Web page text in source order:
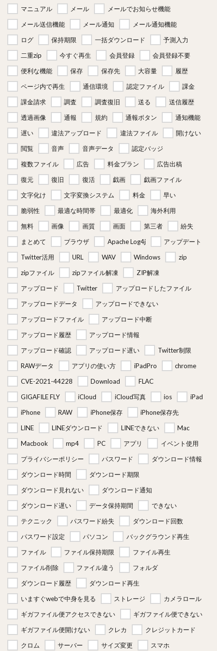
マニュアル
メール
メールでお知らせ機能
メール送信機能
メール通知
メール通知機能
ログ
保持期限 一括ダウンロード
予測入力
二重zip
今すぐ再生 会員登録
会員登録不要
便利な機能
保存 保存先 大容量
履歴
ページ内で再生
通信環境 認定ファイル
課金
課金請求
調査 調査復旧 送る
送信履歴
透過画像
通報 規約 通報ボタン
通知機能
遅い
違法アップロード 違法ファイル
開けない
閲覧
音声 音声データ
認定バッジ
複数ファイル
広告 料金プラン
広告出稿
復元
復旧 復活 戯画
戯画ファイル
文字化け
文字変換システム 料金
早い
脆弱性
最適な時間帯 最適化
海外利用
無料
画像 画質 画面 第三者
紛失
まとめて
ブラウザ Apache Log4j
アップデート
Twitter活用
URL WAV Windows
zip
zipファイル
zipファイル解凍
ZIP解凍
アップロード
Twitter
アップロードしたファイル
アップロードデータ
アップロードできない
アップロードファイル
アップロード中断
アップロード履歴
アップロード情報
アップロード確認
アップロード遅い
Twitter制限
RAWデータ
アプリの使い方 iPadPro
chrome
CVE-2021-44228
Download
FLAC
GIGAFILE FLY
iCloud iCloud写真 ios
iPad
iPhone
RAW iPhone保存
iPhone保存先
LINE
LINEダウンロード LINEできない
Mac
Macbook
mp4 PC アプリ
イベント使用
プライバシーポリシー
パスワード
ダウンロード情報
ダウンロード時間
ダウンロード期限
ダウンロード見れない
ダウンロード通知
ダウンロード遅い
データ保持期間
できない
テクニック
パスワード紛失
ダウンロード回数
パスワード設定
パソコン
バックグラウンド再生
ファイル
ファイル保持期限
ファイル再生
ファイル削除
ファイル違う
フォルダ
ダウンロード履歴
ダウンロード再生
いますぐwebで中身を見る
ストレージ
カメラロール
ギガファイル便アクセスできない
ギガファイル便できない
ギガファイル便開けない
クレカ
クレジットカード
クロム
サーバー サイズ変更 スマホ